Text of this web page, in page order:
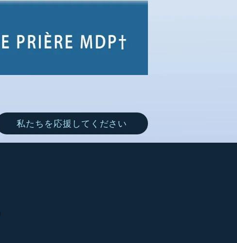
私たちを応援してください